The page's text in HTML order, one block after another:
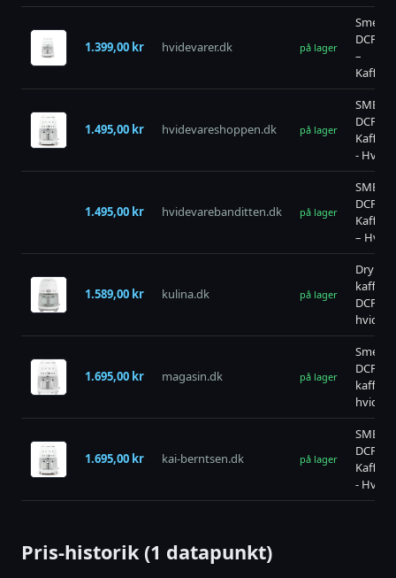
1.399,00 kr hvidevarer.dk på lager
Smeg
–
1.495,00 kr hvidevareshoppen.dk på lager
SMEG
- Hvid
1.495,00 kr hvidevarebanditten.dk på lager
SMEG
– Hvid
1.589,00 kr kulina.dk på lager
Dryp
hvid,
1.695,00 kr magasin.dk på lager
Smeg
hvid
1.695,00 kr kai-berntsen.dk på lager
SMEG
- Hvid
Pris-historik (1 datapunkt)